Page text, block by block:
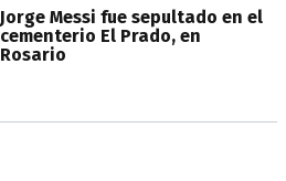
Jorge Messi fue sepultado en el
cementerio El Prado, en
Rosario